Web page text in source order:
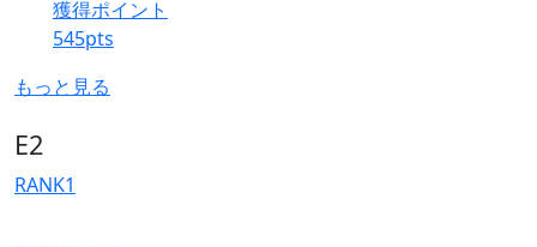
獲得ポイント
545pts
もっと見る
E2
RANK1